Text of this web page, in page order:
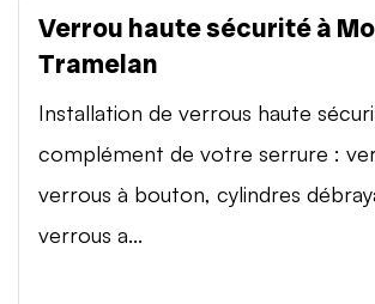
Verrou haute sécurité à
Tramelan
Installation de verrous haute
complément de votre serrure :
verrous à bouton, cylindres
verrous a...